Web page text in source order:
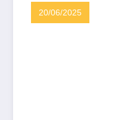
20/06/2025